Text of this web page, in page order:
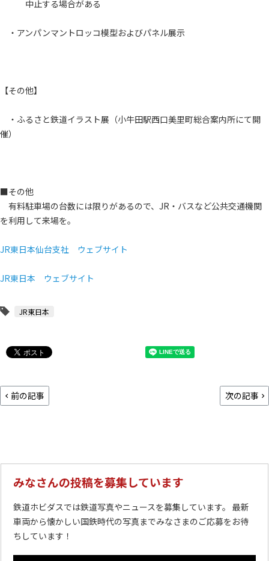
中止する場合がある
・アンパンマントロッコ模型およびパネル展示
【その他】
・ふるさと鉄道イラスト展（小牛田駅西口美里町総合案内所にて開
催）
■その他
有料駐車場の台数には限りがあるので、JR・バスなど公共交通機関
を利用して来場を。
JR東日本仙台支社 ウェブサイト
JR東日本 ウェブサイト
JR東日本
前の記事 次の記事
みなさんの投稿を募集しています
鉄道ホビダスでは鉄道写真やニュースを募集しています。 最新
車両から懐かしい国鉄時代の写真までみなさまのご応募をお待
ちしています！